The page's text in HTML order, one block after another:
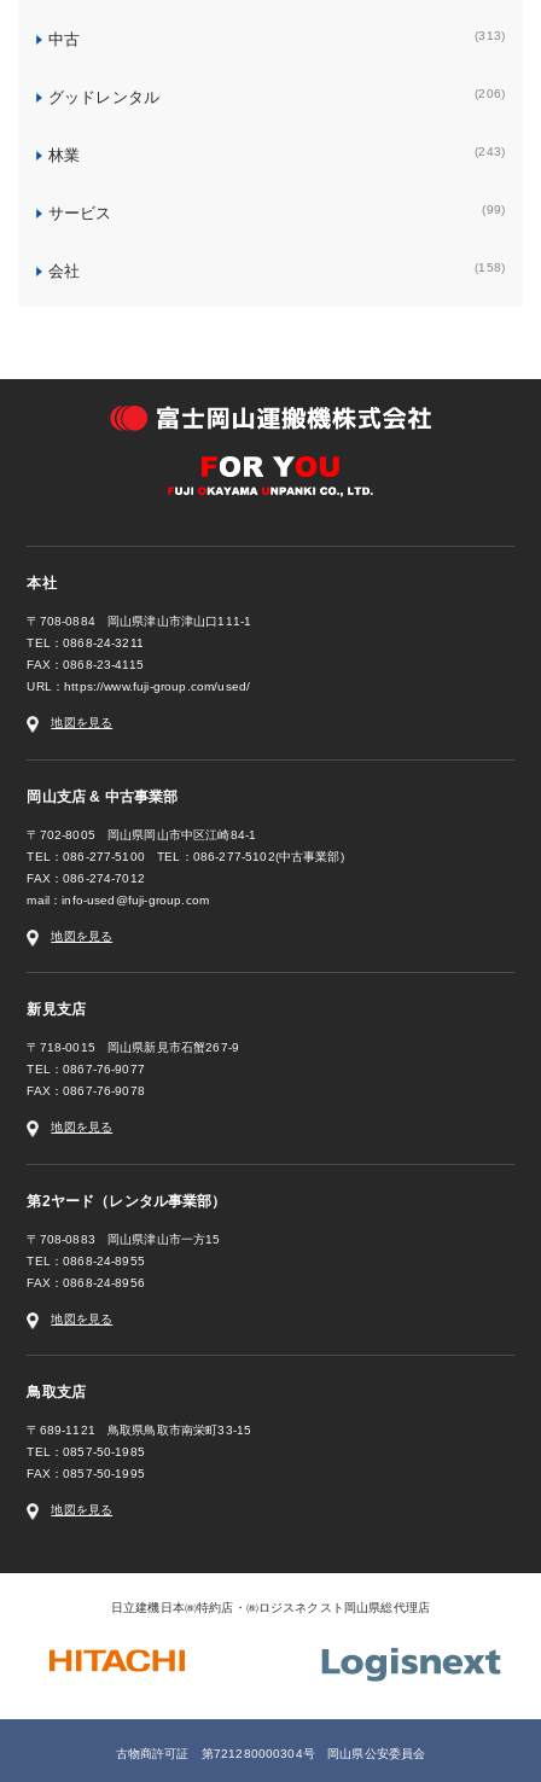
中古 (313)
グッドレンタル (206)
林業 (243)
サービス (99)
会社 (158)
本社
〒708-0884 岡山県津山市津山口111-1
TEL：0868-24-3211
FAX：0868-23-4115
URL：https://www.fuji-group.com/used/
地図を見る
岡山支店 & 中古事業部
〒702-8005 岡山県岡山市中区江崎84-1
TEL：086-277-5100 TEL：086-277-5102(中古事業部)
FAX：086-274-7012
mail：info-used@fuji-group.com
地図を見る
新見支店
〒718-0015 岡山県新見市石蟹267-9
TEL：0867-76-9077
FAX：0867-76-9078
地図を見る
第2ヤード（レンタル事業部）
〒708-0883 岡山県津山市一方15
TEL：0868-24-8955
FAX：0868-24-8956
地図を見る
鳥取支店
〒689-1121 鳥取県鳥取市南栄町33-15
TEL：0857-50-1985
FAX：0857-50-1995
地図を見る
日立建機日本㈱特約店・㈱ロジスネクスト岡山県総代理店
古物商許可証 第721280000304号 岡山県公安委員会